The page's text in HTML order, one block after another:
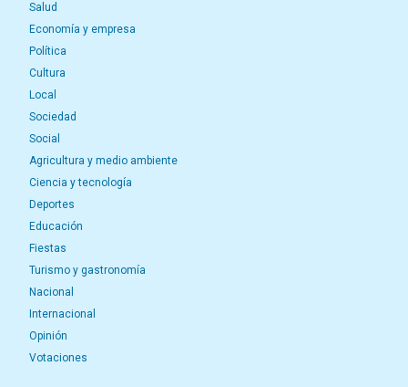
Salud
Economía y empresa
Política
Cultura
Local
Sociedad
Social
Agricultura y medio ambiente
Ciencia y tecnología
Deportes
Educación
Fiestas
Turismo y gastronomía
Nacional
Internacional
Opinión
Votaciones